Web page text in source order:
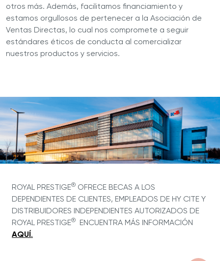
otros más. Además, facilitamos financiamiento y
estamos orgullosos de pertenecer a la Asociación de
Ventas Directas, lo cual nos compromete a seguir
estándares éticos de conducta al comercializar
nuestros productos y servicios.
ROYAL PRESTIGE® OFRECE BECAS A LOS
DEPENDIENTES DE CLIENTES, EMPLEADOS DE HY CITE Y
DISTRIBUIDORES INDEPENDIENTES AUTORIZADOS DE
ROYAL PRESTIGE®
ENCUENTRA MÁS INFORMACIÓN
AQUÍ.